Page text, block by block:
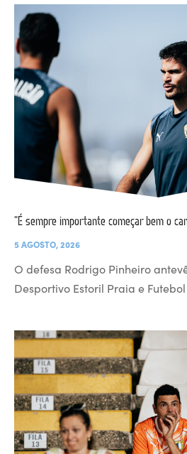
“É sempre importante começar bem o
5 AGOSTO, 2026
O defesa Rodrigo Pinheiro
Desportivo Estoril Praia e